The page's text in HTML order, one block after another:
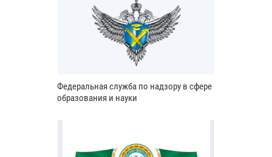
Федеральная служба по надзору в сфере
образования и науки